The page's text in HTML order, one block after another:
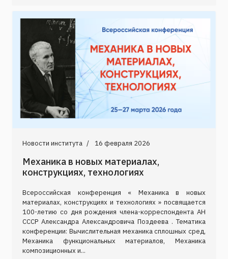
Новости института 16 февраля 2026
Механика в новых материалах,
конструкциях, технологиях
Всероссийская конференция « Механика в новых
материалах, конструкциях и технологиях » посвящается
100-летию со дня рождения члена-корреспондента АН
СССР Александра Александровича Поздеева . Тематика
конференции: Вычислительная механика сплошных сред,
Механика функциональных материалов, Механика
композиционных и...